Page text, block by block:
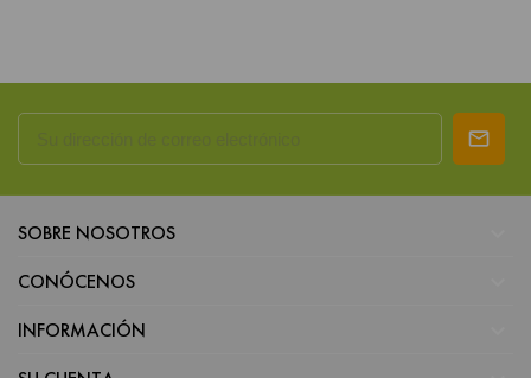
SOBRE NOSOTROS
CONÓCENOS
INFORMACIÓN